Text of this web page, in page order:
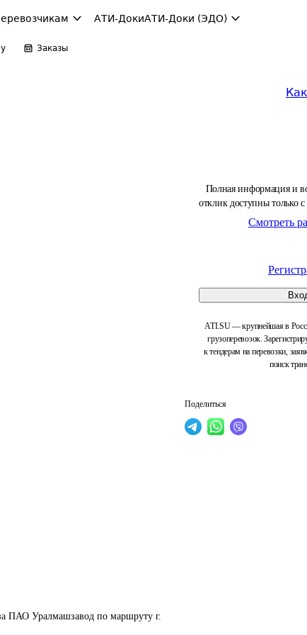
АТИ-ДокиАТИ-Доки (ЭДО)
Заказы
Полная информация и
отклик доступны только
Смотреть
ATI.SU — крупнейшая в
грузоперевозок.
к тендерам на перевозки,
поиск
Поделиться
ПАО Уралмашзавод по маршруту г.